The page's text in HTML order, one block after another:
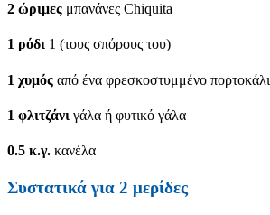
2 ώριμες μπανάνες Chiquita
1 ρόδι 1 (τους σπόρους του)
1 χυμός από ένα φρεσκοστυμμένο πορτοκάλι
1 φλιτζάνι γάλα ή φυτικό γάλα
0.5 κ.γ. κανέλα
Συστατικά για 2 μερίδες